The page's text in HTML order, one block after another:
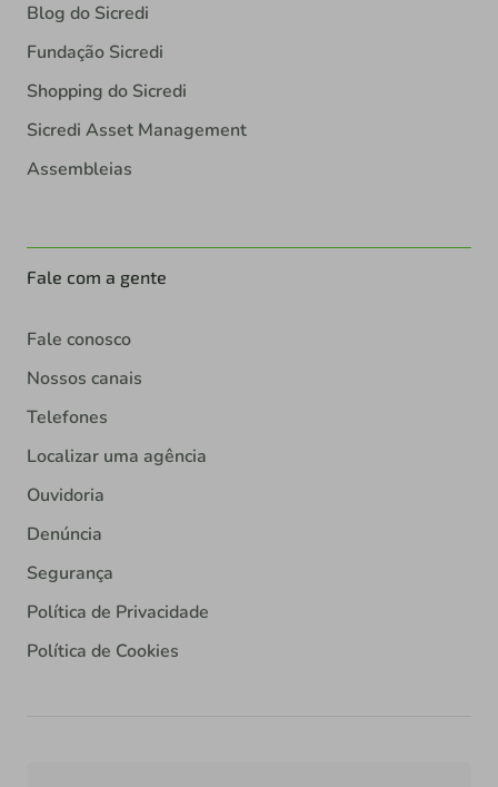
Blog do Sicredi
Fundação Sicredi
Shopping do Sicredi
Sicredi Asset Management
Assembleias
Fale com a gente
Fale conosco
Nossos canais
Telefones
Localizar uma agência
Ouvidoria
Denúncia
Segurança
Política de Privacidade
Política de Cookies